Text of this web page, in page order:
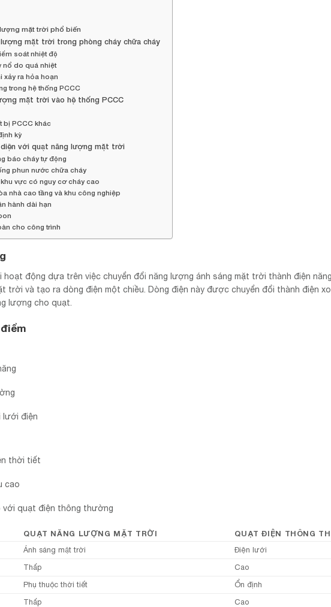
mặt trời phổ biến
mặt trời trong phòng cháy chữa cháy
soát nhiệt độ
nổ do quá nhiệt
xảy ra hỏa hoạn
trong hệ thống PCCC
mặt trời vào hệ thống PCCC
bị PCCC khác
kỳ
diện với quạt năng lượng mặt trời
báo cháy tự động
phun nước chữa cháy
vực có nguy cơ cháy cao
nhà cao tầng và khu công nghiệp
hành dài hạn
cho công trình
động dựa trên việc chuyển đổi năng lượng ánh sáng mặt trời thành điện
trời và tạo ra dòng điện một chiều. Dòng điện này được chuyển đổi thành điện
lượng cho quạt.
lưới điện
thời tiết
cao
với quạt điện thông thường
QUẠT NĂNG LƯỢNG MẶT TRỜI
QUẠT ĐIỆN THÔNG
Ánh sáng mặt trời
Điện lưới
Thấp
Cao
Phụ thuộc thời tiết
Ổn định
Thấp Cao